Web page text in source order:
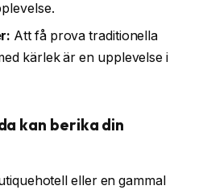
Att få prova traditionella
kärlek är en upplevelse i
kan berika din
eller en gammal